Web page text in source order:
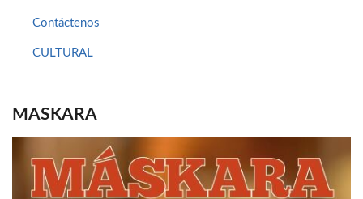
Contáctenos
CULTURAL
MASKARA